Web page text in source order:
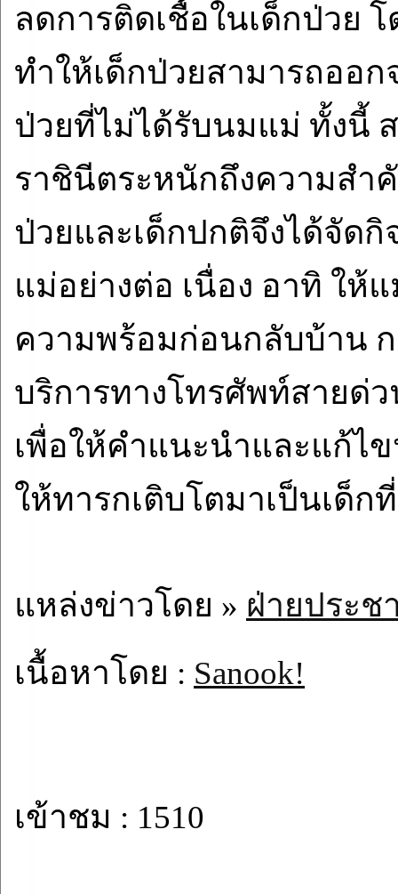
ลดการติดเชื้อในเด็กป่วย
ทำให้เด็กป่วยสามารถออก
ป่วยที่ไม่ได้รับนมแม่ ทั้งนี้
ราชินีตระหนักถึงความสำ
ป่วยและเด็กปกติจึงได้จัด
แม่อย่างต่อ เนื่อง อาทิ ให้
ความพร้อมก่อนกลับบ้าน
บริการทางโทรศัพท์สายด่ว
เพื่อให้คำแนะนำและแก้ไ
ให้ทารกเติบโตมาเป็นเด็
แหล่งข่าวโดย » ฝ่ายประ
เนื้อหาโดย : Sanook!
เข้าชม : 1510